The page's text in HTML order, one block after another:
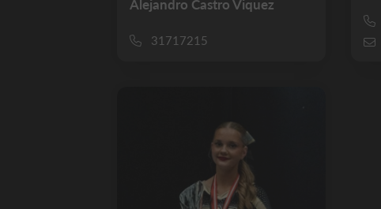
Alejandro Castro Viquez
31717215